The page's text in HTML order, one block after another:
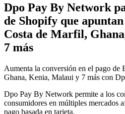
Dpo Pay By Network
de Shopify que
Costa de Marfil,
7 más
Aumenta la conversión en el pago de
Ghana, Kenia, Malaui y 7 más con
Dpo Pay By Network permite a los
consumidores en múltiples mercados
pago basada en tarjeta.